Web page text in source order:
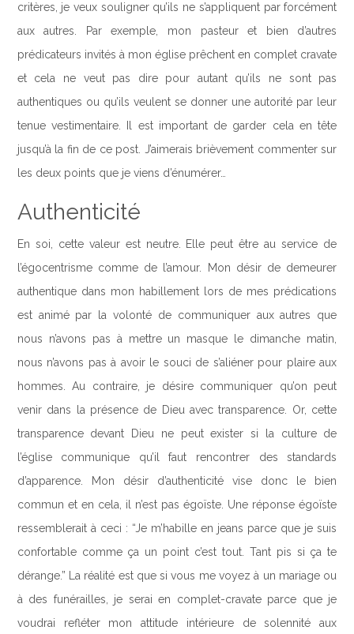
critères, je veux souligner qu’ils ne s’appliquent par forcément
aux autres. Par exemple, mon pasteur et bien d’autres
prédicateurs invités à mon église prêchent en complet cravate
et cela ne veut pas dire pour autant qu’ils ne sont pas
authentiques ou qu’ils veulent se donner une autorité par leur
tenue vestimentaire. Il est important de garder cela en tête
jusqu’à la fin de ce post. J’aimerais brièvement commenter sur
les deux points que je viens d’énumérer…
Authenticité
En soi, cette valeur est neutre. Elle peut être au service de
l’égocentrisme comme de l’amour. Mon désir de demeurer
authentique dans mon habillement lors de mes prédications
est animé par la volonté de communiquer aux autres que
nous n’avons pas à mettre un masque le dimanche matin,
nous n’avons pas à avoir le souci de s’aliéner pour plaire aux
hommes. Au contraire, je désire communiquer qu’on peut
venir dans la présence de Dieu avec transparence. Or, cette
transparence devant Dieu ne peut exister si la culture de
l’église communique qu’il faut rencontrer des standards
d’apparence. Mon désir d’authenticité vise donc le bien
commun et en cela, il n’est pas égoïste. Une réponse égoïste
ressemblerait à ceci : “Je m’habille en jeans parce que je suis
confortable comme ça un point c’est tout. Tant pis si ça te
dérange.” La réalité est que si vous me voyez à un mariage ou
à des funérailles, je serai en complet-cravate parce que je
voudrai refléter mon attitude intérieure de solennité aux